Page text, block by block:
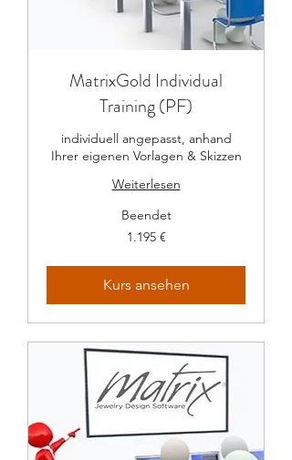
MatrixGold Individual
Training (PF)
individuell angepasst, anhand
Ihrer eigenen Vorlagen & Skizzen
Weiterlesen
Beendet
1.195 €
Kurs ansehen